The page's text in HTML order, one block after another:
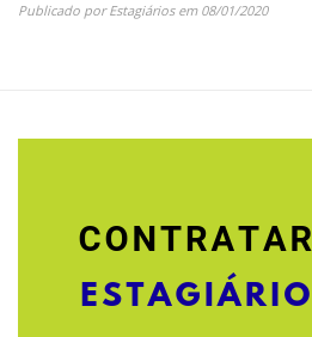
Publicado porEstagiáriosem 08/01/2020